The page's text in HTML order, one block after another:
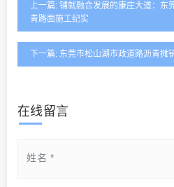
上一篇: 铺就融合发展的康庄大道：东
青路面施工纪实
下一篇: 东莞市松山湖市政道路沥青摊
在线留言